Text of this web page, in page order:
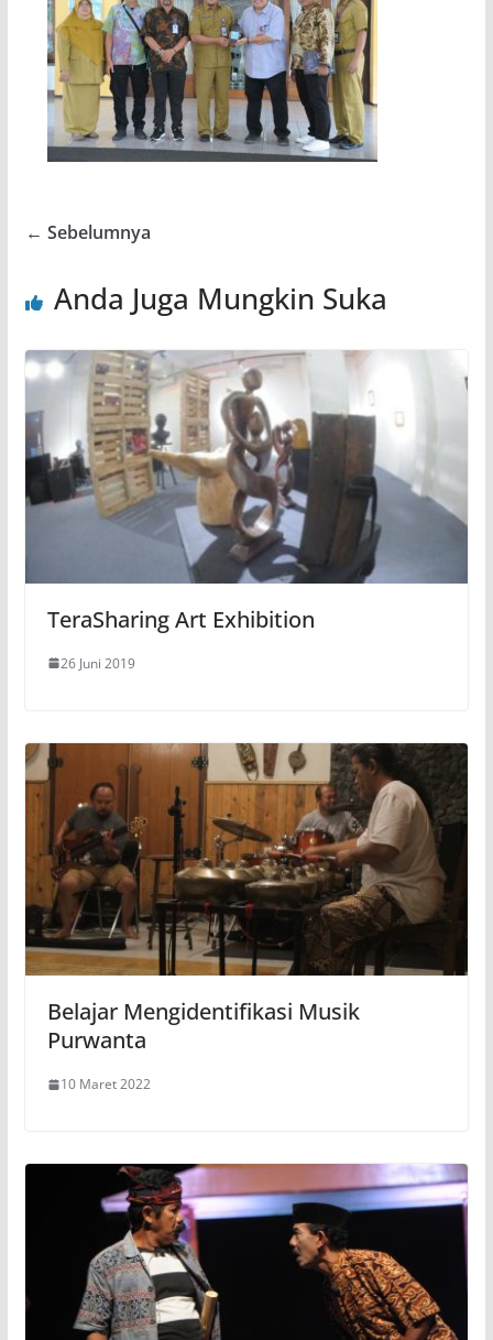
← Sebelumnya
Anda Juga Mungkin Suka
TeraSharing Art Exhibition
26 Juni 2019
Belajar Mengidentifikasi Musik
Purwanta
10 Maret 2022